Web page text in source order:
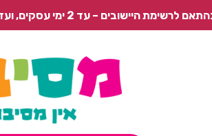
4 ימי עסקים למוצרים ממותגים. משלוח רגיל בתשלום או איסוף עצמי חינם.